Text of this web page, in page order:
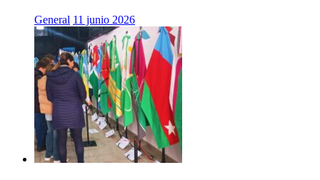
General 11 junio 2026